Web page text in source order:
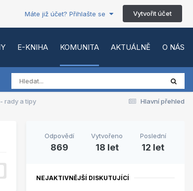
Máte již účet? Přihlašte se Vytvořit účet
E-KNIHA KOMUNITA AKTUÁLNĚ O NÁS
Hlavní přehled
- rady a tipy
Odpovědí
869
Vytvořeno
18 let
Poslední
12 let
NEJAKTIVNĚJŠÍ DISKUTUJÍCÍ